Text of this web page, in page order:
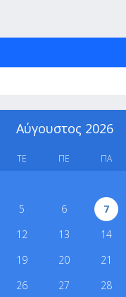
Αύγουστος 2026
ΤΕ ΠΕ ΠΑ
5 6 7
12 13 14
19 20 21
26 27 28